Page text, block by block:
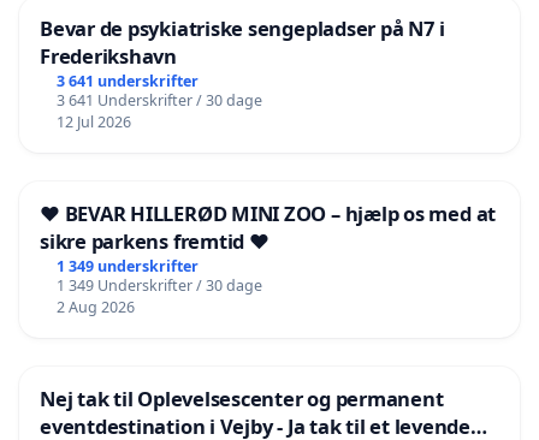
Bevar de psykiatriske sengepladser på N7 i
Frederikshavn
3 641 underskrifter
3 641 Underskrifter / 30 dage
12 Jul 2026
❤️ BEVAR HILLERØD MINI ZOO – hjælp os med at
sikre parkens fremtid ❤️
1 349 underskrifter
1 349 Underskrifter / 30 dage
2 Aug 2026
Nej tak til Oplevelsescenter og permanent
eventdestination i Vejby - Ja tak til et levende